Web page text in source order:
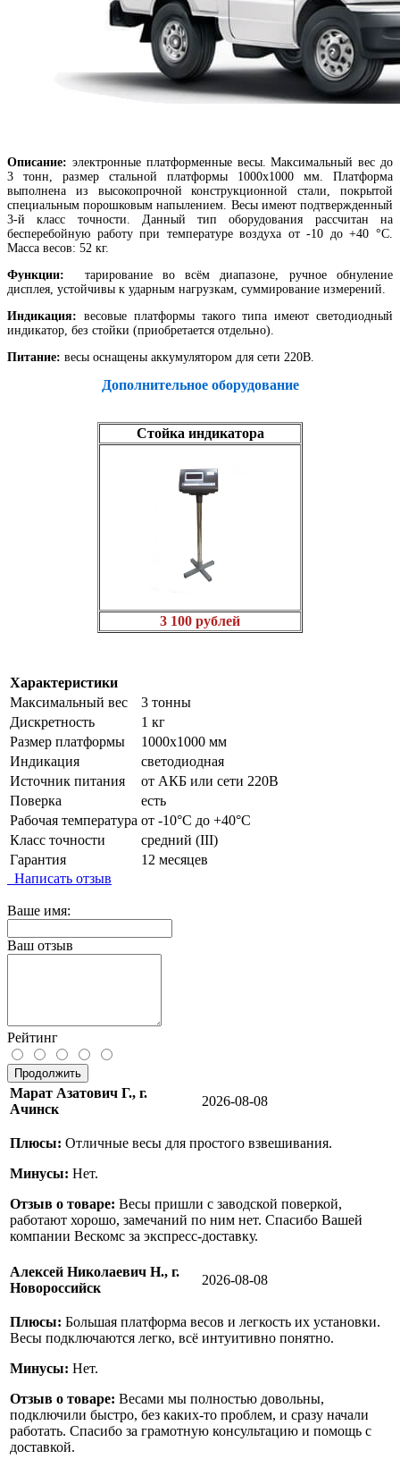
Описание: электронные платформенные весы. Максимальный вес до
3 тонн, размер стальной платформы 1000х1000 мм. Платформа
выполнена из высокопрочной конструкционной стали, покрытой
специальным порошковым напылением. Весы имеют подтвержденный
3-й класс точности. Данный тип оборудования рассчитан на
бесперебойную работу при температуре воздуха от -10 до +40 °С.
Масса весов: 52 кг.
Функции:
тарирование во всём диапазоне, ручное обнуление
дисплея, устойчивы к ударным нагрузкам, суммирование измерений.
Индикация: весовые платформы такого типа имеют светодиодный
индикатор, без стойки (приобретается отдельно).
Питание: весы оснащены аккумулятором для сети 220В.
Дополнительное оборудование
Стойка индикатора
3 100 рублей
Характеристики
Максимальный вес
3 тонны
Дискретность
1 кг
Размер платформы
1000х1000 мм
Индикация
светодиодная
Источник питания
от АКБ или сети 220В
Поверка
есть
Рабочая температура от -10°C до +40°C
Класс точности
средний (III)
Гарантия
12 месяцев
Написать отзыв
Ваше имя:
Ваш отзыв
Рейтинг
Продолжить
Марат Азатович Г., г.
Ачинск
2026-08-08
Плюсы: Отличные весы для простого взвешивания.
Минусы: Нет.
Отзыв о товаре: Весы пришли с заводской поверкой,
работают хорошо, замечаний по ним нет. Спасибо Вашей
компании Вескомс за экспресс-доставку.
Алексей Николаевич Н., г.
Новороссийск
2026-08-08
Плюсы: Большая платформа весов и легкость их установки.
Весы подключаются легко, всё интуитивно понятно.
Минусы: Нет.
Отзыв о товаре: Весами мы полностью довольны,
подключили быстро, без каких-то проблем, и сразу начали
работать. Спасибо за грамотную консультацию и помощь с
доставкой.